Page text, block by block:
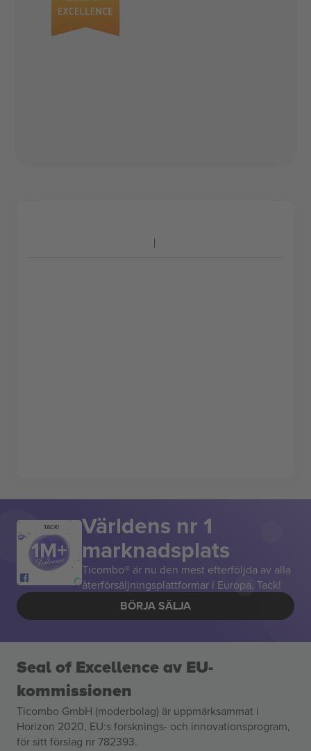
TACK! Världens nr 1
marknadsplats
Ticombo® är nu den mest efterföljda av alla
återförsäljningsplattformar i Europa. Tack!
BÖRJA SÄLJA
Seal of Excellence av EU-
kommissionen
Ticombo GmbH (moderbolag) är uppmärksammat i
Horizon 2020, EU:s forsknings- och innovationsprogram,
för sitt förslag nr 782393.